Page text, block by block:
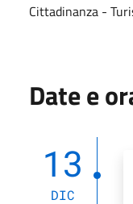
Cittadinanza -
Date e
13
DIC